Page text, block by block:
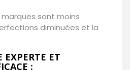
marques sont moins
diminuées et la
EXPERTE ET
: